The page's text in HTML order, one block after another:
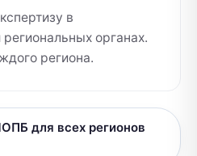
в
региональных органах.
региона.
для всех регионов